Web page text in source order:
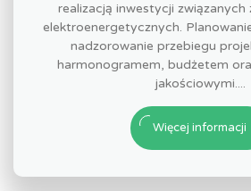
realizacją inwestycji
elektroenergetycznych.
nadzorowanie przebiegu
harmonogramem, budżetem
jakościowymi....
Więcej informacji